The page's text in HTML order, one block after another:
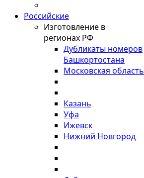
Российские
Изготовление в
регионах РФ
Дубликаты номеров
Башкортостана
Московская область
Казань
Уфа
Ижевск
Нижний Новгород